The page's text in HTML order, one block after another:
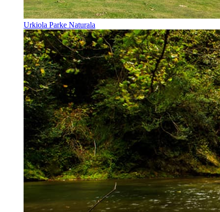
Urkiola Parke Naturala